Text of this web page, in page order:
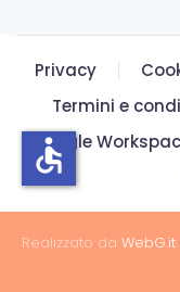
Privacy
Termini e
Google
Realizzato da WebG.it
accessible